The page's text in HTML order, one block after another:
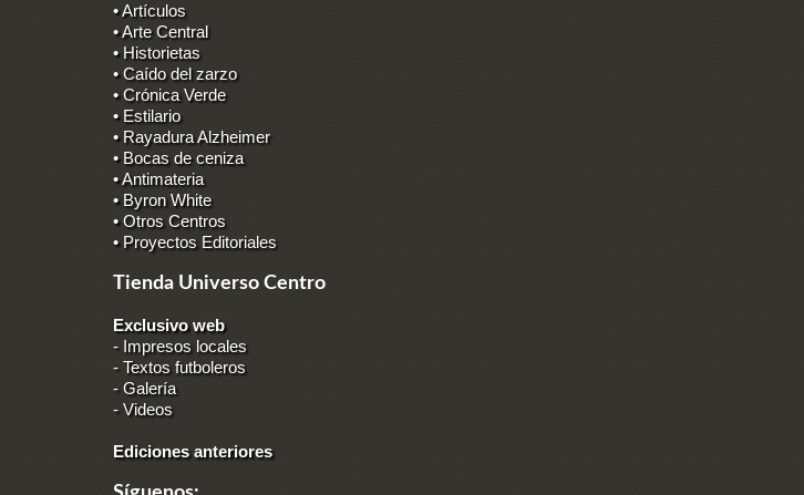
• Artículos
• Arte Central
• Historietas
• Caído del zarzo
• Crónica Verde
• Estilario
• Rayadura Alzheimer
• Bocas de ceniza
• Antimateria
• Byron White
• Otros Centros
• Proyectos Editoriales
Tienda Universo Centro
Exclusivo web
- Impresos locales
-Textos futboleros
-Galería
-Videos
Ediciones anteriores